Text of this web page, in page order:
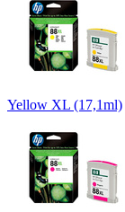
Yellow XL (17,1ml)